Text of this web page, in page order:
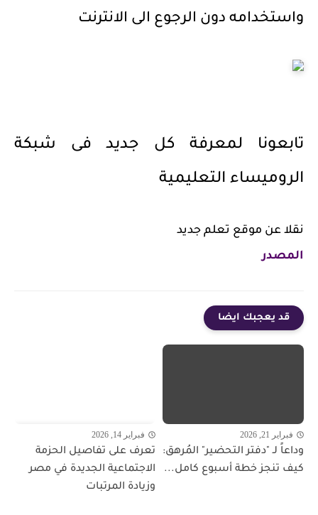
واستخدامه دون الرجوع الى الانترنت
تابعونا لمعرفة كل جديد فى شبكة
الروميساء التعليمية
نقلا عن موقع تعلم جديد
المصدر
قد يعجبك ايضا
فبراير 21, 2026
وداعاً لـ "دفتر التحضير" المُرهق:
كيف تنجز خطة أسبوع كامل...
فبراير 14, 2026
تعرف على تفاصيل الحزمة
الاجتماعية الجديدة في مصر
وزيادة المرتبات